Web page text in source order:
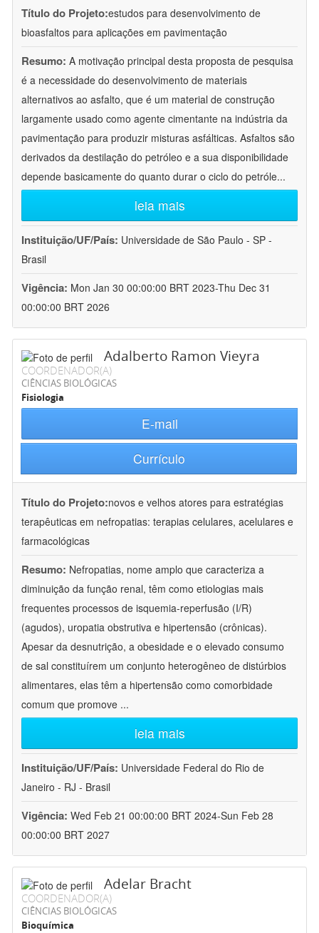
Título do Projeto:estudos para desenvolvimento de
bioasfaltos para aplicações em pavimentação
Resumo: A motivação principal desta proposta de pesquisa
é a necessidade do desenvolvimento de materiais
alternativos ao asfalto, que é um material de construção
largamente usado como agente cimentante na indústria da
pavimentação para produzir misturas asfálticas. Asfaltos são
derivados da destilação do petróleo e a sua disponibilidade
depende basicamente do quanto durar o ciclo do petróle...
leia mais
Instituição/UF/País: Universidade de São Paulo - SP -
Brasil
Vigência: Mon Jan 30 00:00:00 BRT 2023-Thu Dec 31
00:00:00 BRT 2026
Adalberto Ramon Vieyra
COORDENADOR(A)
CIÊNCIAS BIOLÓGICAS
Fisiologia
E-mail
Currículo
Título do Projeto:novos e velhos atores para estratégias
terapêuticas em nefropatias: terapias celulares, acelulares e
farmacológicas
Resumo: Nefropatias, nome amplo que caracteriza a
diminuição da função renal, têm como etiologias mais
frequentes processos de isquemia-reperfusão (I/R)
(agudos), uropatia obstrutiva e hipertensão (crônicas).
Apesar da desnutrição, a obesidade e o elevado consumo
de sal constituírem um conjunto heterogêneo de distúrbios
alimentares, elas têm a hipertensão como comorbidade
comum que promove ...
leia mais
Instituição/UF/País: Universidade Federal do Rio de
Janeiro - RJ - Brasil
Vigência: Wed Feb 21 00:00:00 BRT 2024-Sun Feb 28
00:00:00 BRT 2027
Adelar Bracht
COORDENADOR(A)
CIÊNCIAS BIOLÓGICAS
Bioquímica